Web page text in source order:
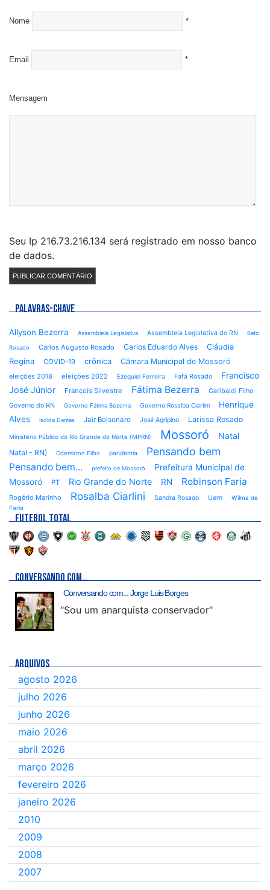
Nome *
Email *
Mensagem
Seu Ip 216.73.216.134 será registrado em nosso banco
de dados.
PALAVRAS-CHAVE
Allyson Bezerra Assembleia Legislativa Assembleia Legislativa do RN Beto
Rosado Carlos Augusto Rosado Carlos Eduardo Alves
Cláudia
Regina
COVID-19 crônica Câmara Municipal de Mossoró
eleições 2018 eleições 2022 Ezequiel Ferreira Fafá Rosado
Francisco
José Júnior
François Silvestre Fátima Bezerra
Garibaldi Filho
Governo do RN
Governo Fátima Bezerra Governo Rosalba Ciarlini
Henrique
Alves
Isolda Dantas Jair Bolsonaro José Agripino Larissa Rosado
Ministério Público do Rio Grande do Norte (MPRN) Mossoró Natal
Natal - RN) Odemirton Filho pandemia Pensando bem
Pensando bem... prefeito de Mossoró
Prefeitura Municipal de
Mossoró
PT Rio Grande do Norte RN Robinson Faria
Rogério Marinho Rosalba Ciarlini Sandra Rosado Uern
Wilma de
Faria
FUTEBOL TOTAL
CONVERSANDO COM…
Conversando com... Jorge Luis Borges
"Sou um anarquista conservador"
ARQUIVOS
agosto 2026
julho 2026
junho 2026
maio 2026
abril 2026
março 2026
fevereiro 2026
janeiro 2026
2010
2009
2008
2007